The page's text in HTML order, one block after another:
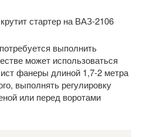
стартер на ВАЗ-2106
выполнить
может использоваться
фанеры длиной 1,7-2 метра
выполнять регулировку
или перед воротами